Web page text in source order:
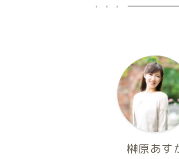
榊原あす